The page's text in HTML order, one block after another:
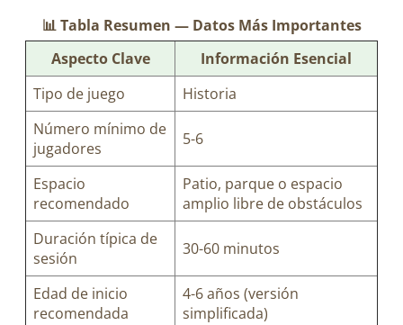
📊 Tabla Resumen — Datos Más Importantes
Aspecto Clave
Información Esencial
Tipo de juego
Historia
Número mínimo de
jugadores
5-6
Espacio
recomendado
Patio, parque o espacio
amplio libre de obstáculos
Duración típica de
sesión
30-60 minutos
Edad de inicio
recomendada
4-6 años (versión
simplificada)